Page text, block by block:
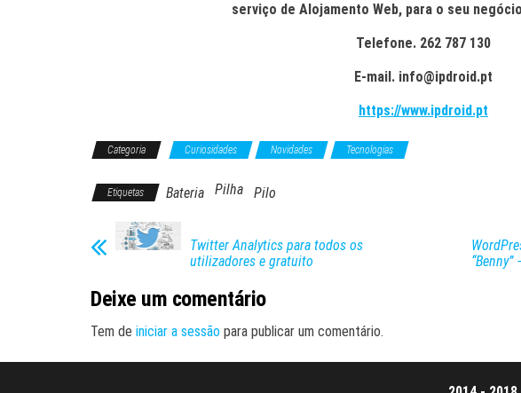
serviço de Alojamento Web, para o seu
Telefone. 262 787 130
E-mail. info@ipdroid.pt
https://www.ipdroid.pt
Categoria Curiosidades Novidades Tecnologias
Etiquetas Bateria Pilha Pilo
Twitter Analytics para todos os
utilizadores e gratuito
Deixe um comentário
Tem de iniciar a sessão para publicar um comentário.